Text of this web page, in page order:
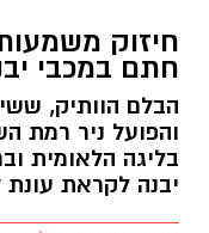
חיזוק
חתם במכבי
הבלם הוותיק,
והפועל ניר רמת
בליגה הלאומית
יבנה לקראת עונת 2026/27